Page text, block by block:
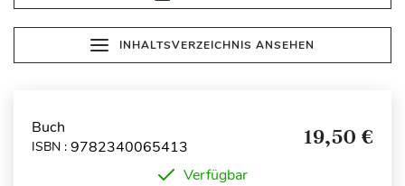
INHALTSVERZEICHNIS ANSEHEN
Buch
ISBN : 9782340065413 19,50 €
Verfügbar